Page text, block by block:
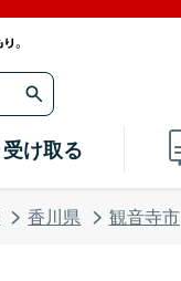
受け取る
香川県 観音寺市